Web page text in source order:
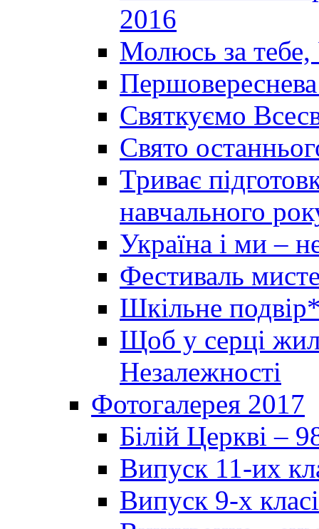
2016
Молюсь за тебе,
Святкуємо
Свято
Триває
навчального
Україна і ми –
Фестиваль
Шкільне
Щоб у серці
Незалежності
Фотогалерея 2017
Білій Церкві –
Випуск 11-их
Випуск 9-х